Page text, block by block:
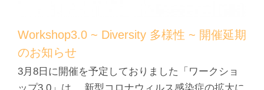
Workshop3.0 ~ Diversity 多様性 ~ 開催延期
のお知らせ
3月8日に開催を予定しておりました「ワークショ